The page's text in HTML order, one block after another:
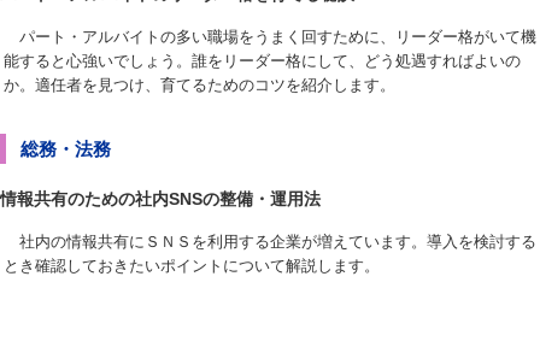
パート・アルバイトの多い職場をうまく回すために、リーダー格がいて機
能すると心強いでしょう。誰をリーダー格にして、どう処遇すればよいの
か。適任者を見つけ、育てるためのコツを紹介します。
総務・法務
情報共有のための社内SNSの整備・運用法
社内の情報共有にＳＮＳを利用する企業が増えています。導入を検討する
とき確認しておきたいポイントについて解説します。